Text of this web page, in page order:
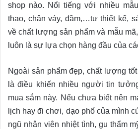
shop nào. Nổi tiếng với nhiều
thao, chân váy, đầm,…tự thiết kế,
về chất lượng sản phẩm và mẫu
luôn là sự lựa chọn hàng đầu của
Ngoài sản phẩm đẹp, chất lượng
là điều khiến nhiều người tin
mua sắm này. Nếu chưa biết nên
lịch hay đi chơi, dạo phố của mình
ngũ nhân viên nhiệt tình, gu thẩm